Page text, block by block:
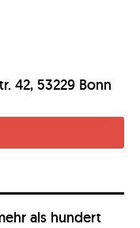
42, 53229 Bonn
als hundert